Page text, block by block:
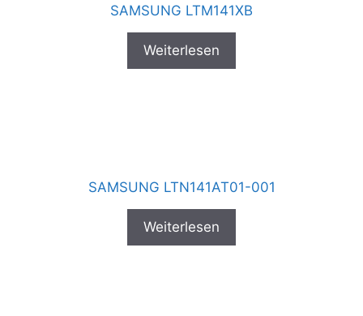
SAMSUNG LTM141XB
Weiterlesen
SAMSUNG LTN141AT01-001
Weiterlesen